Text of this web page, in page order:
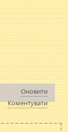
Оновити
Коментувати